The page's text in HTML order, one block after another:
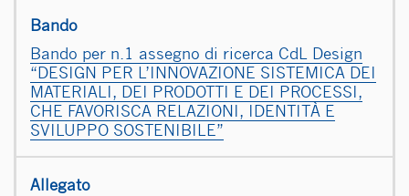
Bando per n.1 assegno di ricerca CdL Design
“DESIGN PER L’INNOVAZIONE SISTEMICA DEI
MATERIALI, DEI PRODOTTI E DEI PROCESSI,
CHE FAVORISCA RELAZIONI, IDENTITÀ E
SVILUPPO SOSTENIBILE”